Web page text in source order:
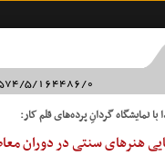
نمایشگاه گردانِ پرده‌های قلم کار:
هنرهای سنتی در دوران